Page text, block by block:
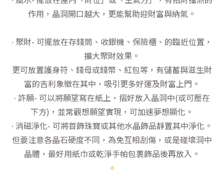
作用，晶洞開口越大，更能幫助迎財富與納氣。
∙ 聚財- 可擺放在存錢筒、收銀機、保險櫃、的臨近位置，
擴大聚財效果。
更可放置護身符、錢母或錢幣、紅包等，有儲蓄與滋生財
富的吉利象徵在其中，吸引更多好運及財富上門。
∙ 許願- 可以將願望寫在紙上，摺好放入晶洞中(或可壓在
下方)，並常觀想願望實現，可加速夢想顯化。
∙ 消磁淨化- 可將首飾珠寶或其他水晶飾品靜置其中淨化。
但要注意各晶石硬度不同，為免互相刮傷，或是碰壞洞中
晶體，最好用紙巾或乾淨手帕包裹飾品後再放入。
✧